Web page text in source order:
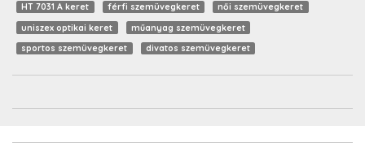
HT 7031 A keret
férfi szemüvegkeret
női szemüvegkeret
uniszex optikai keret
műanyag szemüvegkeret
sportos szemüvegkeret
divatos szemüvegkeret